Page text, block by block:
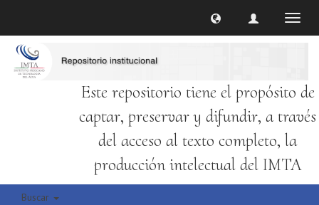
Este repositorio tiene el propósito de
captar, preservar y difundir, a través
del acceso al texto completo, la
producción intelectual del IMTA
Buscar